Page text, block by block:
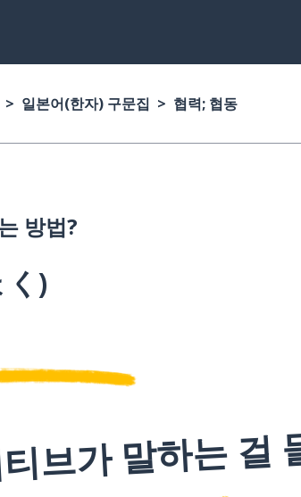
일본어(한자) 구문집 협력; 협동
방법?
)
브가 말하는 걸